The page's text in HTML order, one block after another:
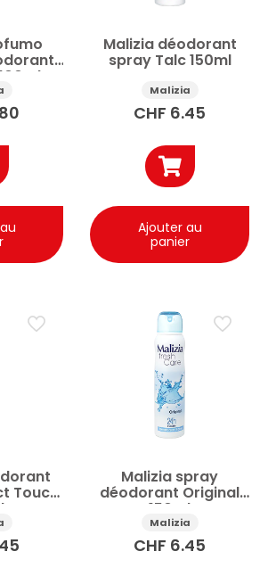
Appliquer
Réinitialiser tous les filtres
Malizia déodorant
spray Talc 150ml
Malizia
CHF 6.45
Ajouter au
panier
Touch
Malizia spray
déodorant Original
150ml
Malizia
CHF 6.45